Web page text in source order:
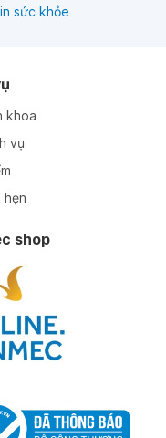
sức khỏe
khoa
vụ
hẹn
shop